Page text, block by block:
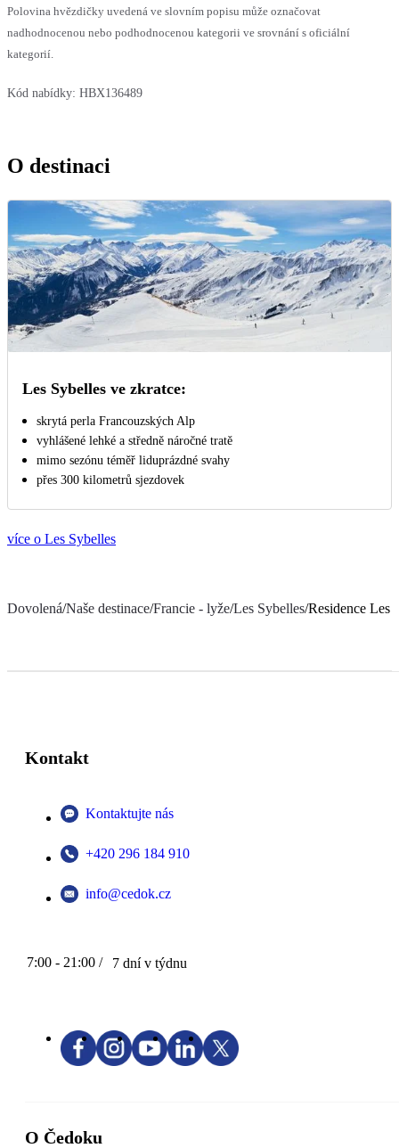
Polovina hvězdičky uvedená ve slovním popisu může označovat
nadhodnocenou nebo podhodnocenou kategorii ve srovnání s oficiální
kategorií.
Kód nabídky: HBX136489
O destinaci
Les Sybelles ve zkratce:
skrytá perla Francouzských Alp
vyhlášené lehké a středně náročné tratě
mimo sezónu téměř liduprázdné svahy
přes 300 kilometrů sjezdovek
více o Les Sybelles
Dovolená/Naše destinace/Francie - lyže/Les Sybelles/Residence Les
Kontakt
Kontaktujte nás
+420 296 184 910
info@cedok.cz
7:00 - 21:00 / 7 dní v týdnu
O Čedoku